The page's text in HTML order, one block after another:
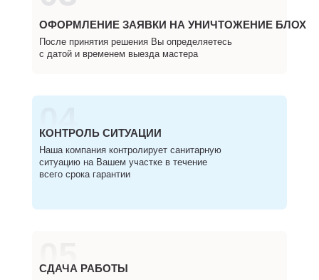
ОФОРМЛЕНИЕ ЗАЯВКИ НА УНИЧТОЖЕНИЕ БЛОХ
После принятия решения Вы определяетесь
с датой и временем выезда мастера
04
КОНТРОЛЬ СИТУАЦИИ
Наша компания контролирует санитарную
ситуацию на Вашем участке в течение
всего срока гарантии
05
СДАЧА РАБОТЫ